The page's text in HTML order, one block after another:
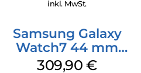
inkl. MwSt.
Samsung Galaxy
Watch7 44 mm
Silver
309,90€